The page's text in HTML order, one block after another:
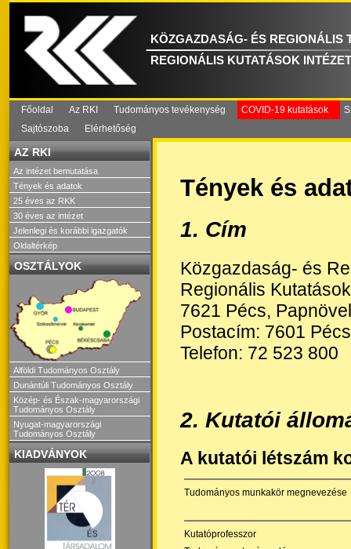
KÖZGAZDASÁG- ÉS REGIONÁLIS
REGIONÁLIS KUTATÁSOK
Főoldal Az RKI Tudományos tevékenység COVID-19 kutatások
Sajtószoba
Elérhetőség
AZ RKI
Az intézet bemutatása
Tények és adatok
25 éves az RKK
30 éves az intézet
Jelenlegi és korábbi igazgatók
Oldaltérkép
OSZTÁLYOK
Alföldi Tudományos Osztály
Dunántúli Tudományos Osztály
Közép- és Észak-magyarországi
Tudományos Osztály
Nyugat-magyarországi
Tudományos Osztály
KIADVÁNYOK
Tények és
1. Cím
Közgazdaság- és
Regionális
7621 Pécs,
Postacím: 7601
Telefon: 72 523 800
2. Kutatói
A kutatói létszám
Tudományos munkakör megnevezése
Kutatóprofesszor